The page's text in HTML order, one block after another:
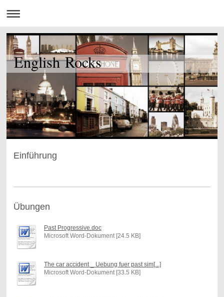
English Rocks
Einführung
Übungen
Past Progressive.doc
Microsoft Word-Dokument [24.5 KB]
The car accident _ Uebung fuer past sim[...]
Microsoft Word-Dokument [33.5 KB]